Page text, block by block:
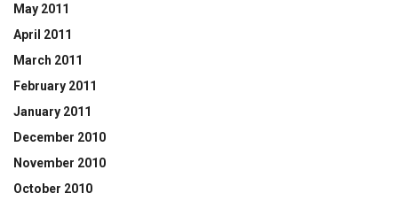
May 2011
April 2011
March 2011
February 2011
January 2011
December 2010
November 2010
October 2010